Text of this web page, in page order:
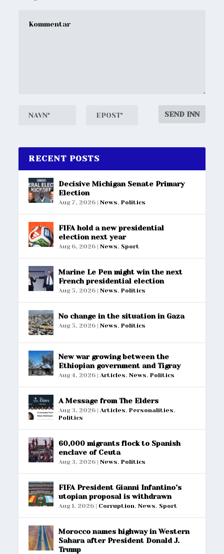
RECENT POSTS
Decisive Michigan Senate Primary
Election
Aug 7, 2026 |News,Politics
FIFA hold a new presidential
election next year
Aug 6, 2026 |News, Sport
Marine Le Pen might win the next
French presidential election
Aug 5, 2026 |News,Politics
No change in the situation in Gaza
Aug 5, 2026 |News,Politics
New war growing between the
Ethiopian government and Tigray
Aug 4, 2026 | Articles,News,Politics
A Message from The Elders
Aug 3, 2026 | Articles,Personalities,
Politics
60,000 migrants flock to Spanish
enclave of Ceuta
Aug 3, 2026 |News,Politics
FIFA President Gianni Infantino’s
utopian proposal is withdrawn
Aug 1, 2026 | Corruption,News, Sport
Morocco names highway in Western
Sahara after President Donald J.
Trump